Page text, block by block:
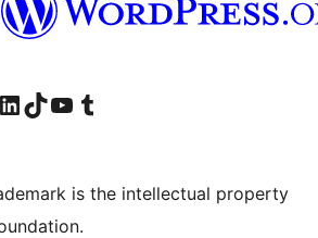
na Facebooku
náš účet Instagram
Navštívte náš účet LinkedIn
Navštívte náš účet na platforme TikTok
Navštívte náš kanál YouTube
Navštívte náš účet na platforme Tumblr
is the intellectual property